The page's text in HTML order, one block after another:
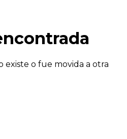
existe o fue movida a otra